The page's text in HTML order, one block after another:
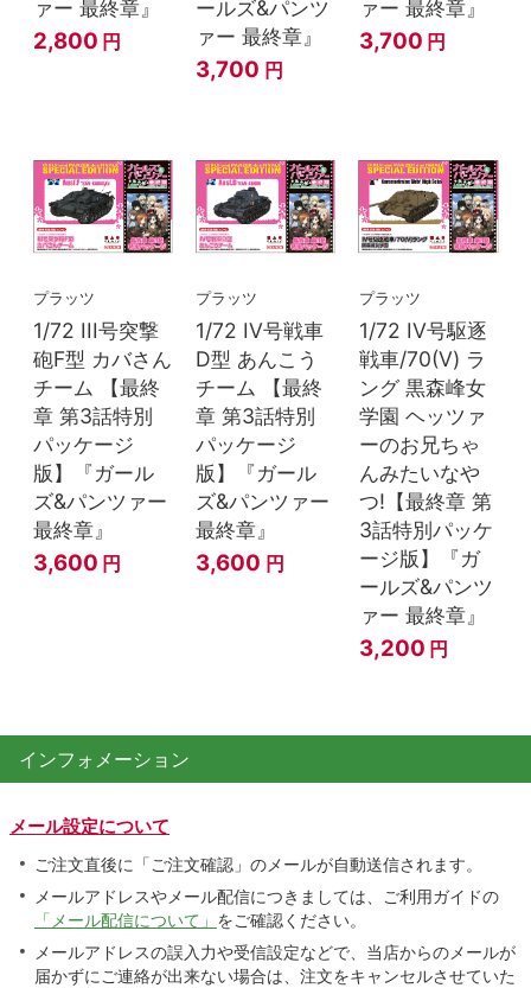
ァー 最終章』
2,800 円
ールズ&パンツ
ァー 最終章』
3,700 円
ァー 最終章』
3,700 円
プラッツ
1/72 III号突撃
砲F型 カバさん
チーム 【最終
章 第3話特別
パッケージ
版】『ガール
ズ&パンツァー
最終章』
3,600 円
プラッツ
1/72 IV号戦車
D型 あんこう
チーム 【最終
章 第3話特別
パッケージ
版】『ガール
ズ&パンツァー
最終章』
3,600 円
プラッツ
1/72 IV号駆逐
戦車/70(V) ラ
ング 黒森峰女
学園 ヘッツァ
ーのお兄ちゃ
んみたいなや
つ!【最終章 第
3話特別パッケ
ージ版】『ガ
ールズ&パンツ
ァー 最終章』
3,200 円
インフォメーション
メール設定について
ご注文直後に「ご注文確認」のメールが自動送信されます。
メールアドレスやメール配信につきましては、ご利用ガイドの
「メール配信について」 をご確認ください。
メールアドレスの誤入力や受信設定などで、当店からのメールが
届かずにご連絡が出来ない場合は、注文をキャンセルさせていた